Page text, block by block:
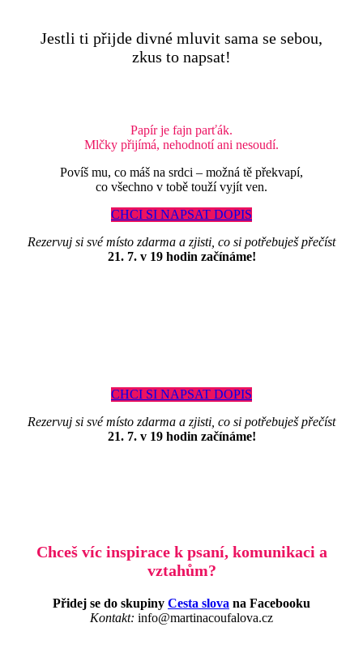
Jestli ti přijde divné mluvit sama se sebou,
zkus to napsat!
Papír je fajn parťák.
Mlčky přijímá, nehodnotí ani nesoudí.
Povíš mu, co máš na srdci – možná tě překvapí,
co všechno v tobě touží vyjít ven.
CHCI SI NAPSAT DOPIS
Rezervuj si své místo zdarma a zjisti, co si potřebuješ přečíst
21. 7. v 19 hodin začínáme!
CHCI SI NAPSAT DOPIS
Rezervuj si své místo zdarma a zjisti, co si potřebuješ přečíst
21. 7. v 19 hodin začínáme!
Chceš víc inspirace k psaní, komunikaci a
vztahům?
Přidej se do skupiny Cesta slova na Facebooku
Kontakt: info@martinacoufalova.cz